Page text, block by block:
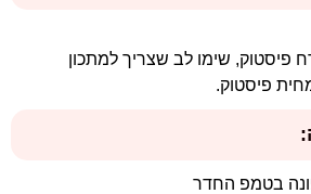
פיסטוק, שימו לב שצריך למתכון
פיסטוק.